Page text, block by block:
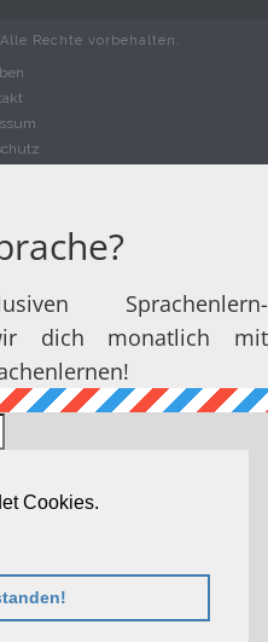
Cookies.
Rechte vorbehalten.
Sprachenlern-
dich monatlich mit